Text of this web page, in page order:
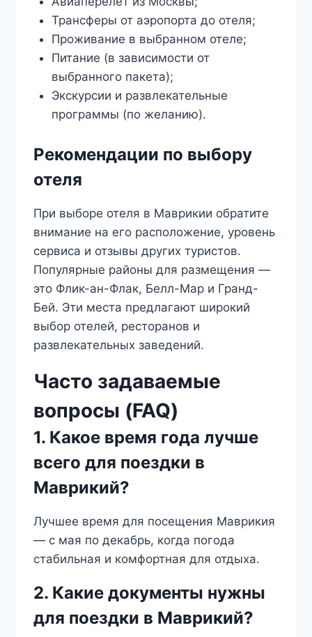
Трансферы от аэропорта до отеля;
Проживание в выбранном отеле;
Питание (в зависимости от
выбранного пакета);
Экскурсии и развлекательные
программы (по желанию).
Рекомендации по выбору
отеля
При выборе отеля в Маврикии обратите
внимание на его расположение, уровень
сервиса и отзывы других туристов.
Популярные районы для размещения —
это Флик-ан-Флак, Белл-Мар и Гранд-
Бей. Эти места предлагают широкий
выбор отелей, ресторанов и
развлекательных заведений.
Часто задаваемые
вопросы (FAQ)
1. Какое время года лучше
всего для поездки в
Маврикий?
Лучшее время для посещения Маврикия
— с мая по декабрь, когда погода
стабильная и комфортная для отдыха.
2. Какие документы нужны
для поездки в Маврикий?